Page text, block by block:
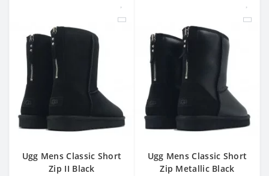
Ugg Mens Classic Short
Zip II Black
Ugg Mens Classic Short
Zip Metallic Black